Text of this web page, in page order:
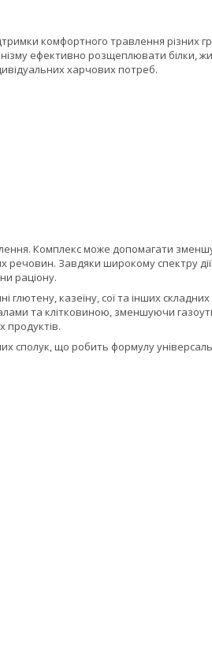
комфортного травлення різних
ефективно розщеплювати білки,
харчових потреб.
Комплекс може допомагати
Завдяки широкому спектру
раціону.
казеїну, сої та інших
та клітковиною, зменшуючи
продуктів.
сполук, що робить формулу